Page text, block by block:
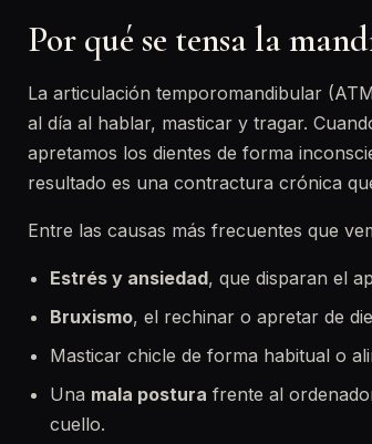
Por qué se tensa la
La articulación temporomandibular
al día al hablar, masticar y tragar.
apretamos los dientes de forma
resultado es una contractura crónica
Entre las causas más frecuentes que
Estrés y ansiedad, que disparan el
Bruxismo, el rechinar o apretar de
Masticar chicle de forma habitual o
Una mala postura frente al
cuello.